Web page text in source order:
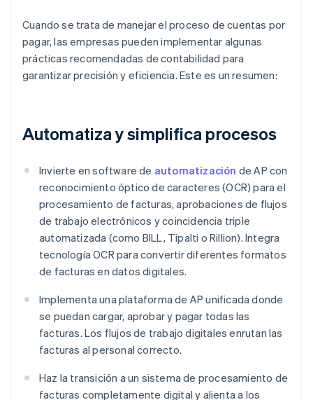
Cuando se trata de manejar el proceso de cuentas por
pagar, las empresas pueden implementar algunas
prácticas recomendadas de contabilidad para
garantizar precisión y eficiencia. Este es un resumen:
Automatiza y simplifica procesos
Invierte en software de automatización de AP con
reconocimiento óptico de caracteres (OCR) para el
procesamiento de facturas, aprobaciones de flujos
de trabajo electrónicos y coincidencia triple
automatizada (como BILL, Tipalti o Rillion). Integra
tecnología OCR para convertir diferentes formatos
de facturas en datos digitales.
Implementa una plataforma de AP unificada donde
se puedan cargar, aprobar y pagar todas las
facturas. Los flujos de trabajo digitales enrutan las
facturas al personal correcto.
Haz la transición a un sistema de procesamiento de
facturas completamente digital y alienta a los